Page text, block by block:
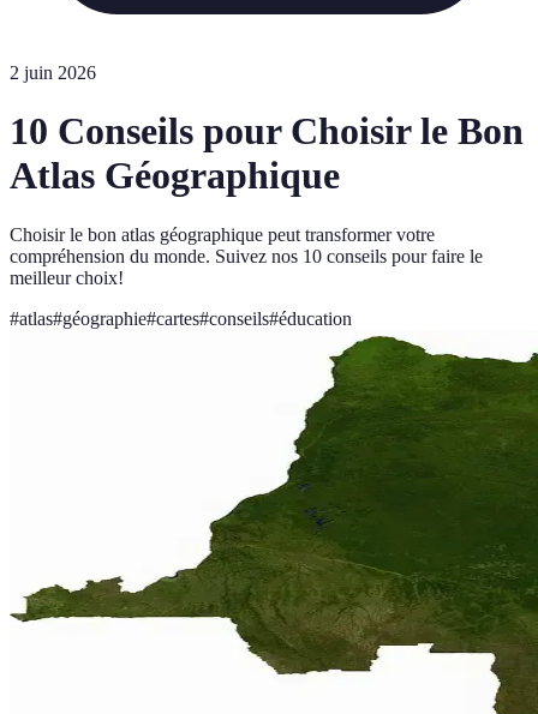
2 juin 2026
10 Conseils pour Choisir le Bon
Atlas Géographique
Choisir le bon atlas géographique peut transformer votre
compréhension du monde. Suivez nos 10 conseils pour faire le
meilleur choix!
#atlas#géographie#cartes#conseils#éducation